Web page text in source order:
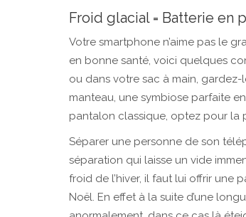
Froid glacial = Batterie en
Votre smartphone n’aime pas le
en bonne santé, voici quelques
ou dans votre sac à main,
manteau, une symbiose parfaite
pantalon classique, optez pour la
Séparer une personne de son
séparation qui laisse un vide
froid de l’hiver, il faut lui offrir une
Noël. En effet à la suite d’une